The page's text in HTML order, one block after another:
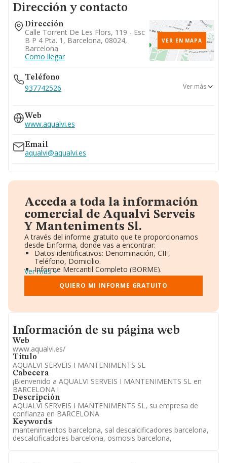
Dirección y contacto
Dirección
Calle Torrent De Les Flors, 119 - Esc
B P 4 Pta. 1, Barcelona, 08024,
Barcelona
Como llegar
VER EN MAPA
Teléfono
937742526
933222540
Ver más
Web
www.aqualvi.es
Email
aqualvi@aqualvi.es
Acceda a toda la información
comercial de Aqualvi Serveis
Y Manteniments Sl.
A través del informe gratuito que te proporcionamos
desde Einforma, donde vas a encontrar:
Datos identificativos: Denominación, CIF,
Teléfono, Domicilio.
Informe Mercantil Completo (BORME).
Gráficos de Evolución Ventas y Empleados.
Consejo de Administración y Administradores.
Directivos y Ejecutivos.
Información oficial y registral complementaria.
Ver más
QUIERO MI INFORME GRATUITO
Informacion de su página web
Información de su página web
Web
www.aqualvi.es/
Titulo
AQUALVI SERVEIS I MANTENIMENTS SL
Cabecera
¡Bienvenido a AQUALVI SERVEIS I MANTENIMENTS SL en
BARCELONA !
Descripción
AQUALVI SERVEIS I MANTENIMENTS SL, su empresa de
confianza en BARCELONA
Keywords
mantenimientos barcelona, sal descalcificadores barcelona,
descalcificadores barcelona, osmosis barcelona,